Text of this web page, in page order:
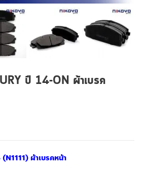
ปี 14-ON ผ้าเบรค
ผ้าเบรคหน้า